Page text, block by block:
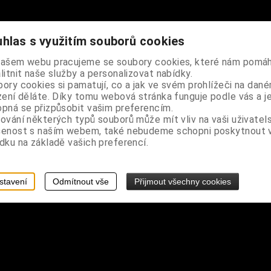
bambusová tyčinka
vonných tyčinek masala s magickou vůní posvátného
je přibližně 30-40 minut
vonnými tyčinkami, které mají povznášející a osvěžující
životního cyklu. Tyto vonné tyčinky doporučujeme pálit v
s využitím souborů cookies
webu pracujeme se soubory cookies, které nám
naše služby a personalizovat nabídky.
cookies si pamatují, co a jak ve svém prohlížeči na
děláte. Díky tomu webová stránka funguje podle vás a je
se přizpůsobit vašim preferencím.
některých typů souborů může mít vliv na vaši
s naším webem, také nebudeme schopni poskytnout
na základě vašich preferencí.
Odmítnout vše Přijmout všechny cookies